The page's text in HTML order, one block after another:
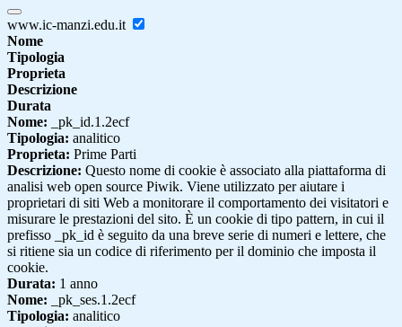
www.ic-manzi.edu.it
Nome
Tipologia
Proprieta
Descrizione
Durata
Nome: _pk_id.1.2ecf
Tipologia: analitico
Proprieta: Prime Parti
Descrizione: Questo nome di cookie è associato alla piattaforma di
analisi web open source Piwik. Viene utilizzato per aiutare i
proprietari di siti Web a monitorare il comportamento dei visitatori e
misurare le prestazioni del sito. È un cookie di tipo pattern, in cui il
prefisso _pk_id è seguito da una breve serie di numeri e lettere, che
si ritiene sia un codice di riferimento per il dominio che imposta il
cookie.
Durata: 1 anno
Nome: _pk_ses.1.2ecf
Tipologia: analitico